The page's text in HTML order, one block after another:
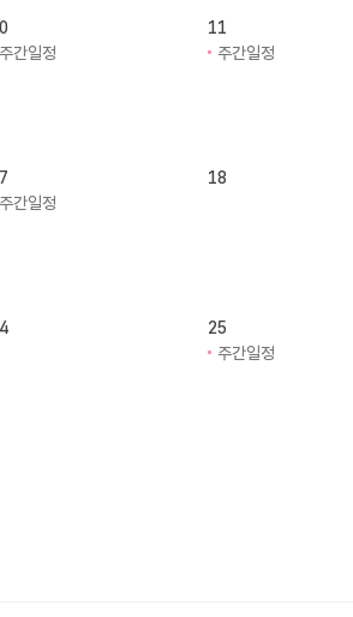
주간일정
11
주간일정
주간일정
18
25
주간일정